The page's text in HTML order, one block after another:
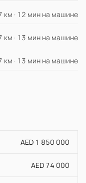
км · 12 мин на машине
км · 13 мин на машине
км · 13 мин на машине
AED 1 850 000
AED 74 000